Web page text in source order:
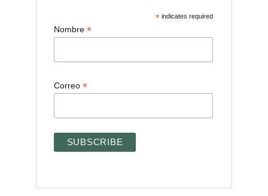
*indicates required
Nombre *
Correo *